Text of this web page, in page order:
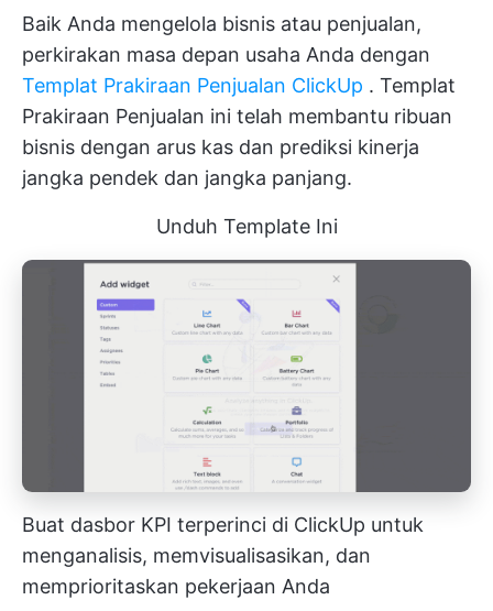
Baik Anda mengelola bisnis atau penjualan,
perkirakan masa depan usaha Anda dengan
Templat Prakiraan Penjualan ClickUp . Templat
Prakiraan Penjualan ini telah membantu ribuan
bisnis dengan arus kas dan prediksi kinerja
jangka pendek dan jangka panjang.
Unduh Template Ini
Buat dasbor KPI terperinci di ClickUp untuk
menganalisis, memvisualisasikan, dan
memprioritaskan pekerjaan Anda